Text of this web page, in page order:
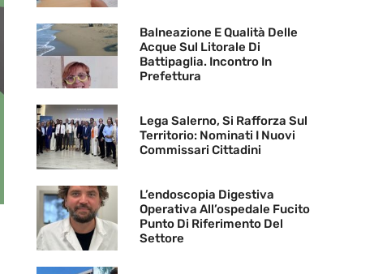
Balneazione E Qualità Delle
Acque Sul Litorale Di
Battipaglia. Incontro In
Prefettura
Lega Salerno, Si Rafforza Sul
Territorio: Nominati I Nuovi
Commissari Cittadini
L’endoscopia Digestiva
Operativa All’ospedale Fucito
Punto Di Riferimento Del
Settore